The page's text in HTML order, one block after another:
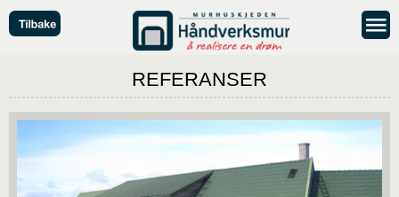
REFERANSER